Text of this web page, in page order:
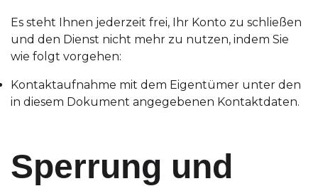
Es steht Ihnen jederzeit frei, Ihr Konto zu schließen
und den Dienst nicht mehr zu nutzen, indem Sie
wie folgt vorgehen:
Kontaktaufnahme mit dem Eigentümer unter den
in diesem Dokument angegebenen Kontaktdaten.
Sperrung und